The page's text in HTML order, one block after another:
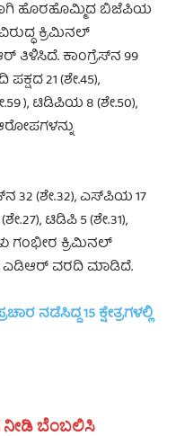
ಹೊರಹೊಮ್ಮಿದ ಬಿಜೆಪಿಯ
ಕ್ರಿಮಿನಲ್‌
ತಿಳಿಸಿದೆ. ಕಾಂಗ್ರೆಸ್‌ನ 99
21 (ಶೇ.45),
), ಟಿಡಿಪಿಯ 8 (ಶೇ.50),
32 (ಶೇ.32), ಎಸ್‌ಪಿಯ 17
ಟಿಡಿಪಿ 5 (ಶೇ.31),
ಗಂಭೀರ ಕ್ರಿಮಿನಲ್
ಎಡಿಆರ್ ವರದಿ ಮಾಡಿದೆ.
ನಡೆಸಿದ್ದ 15 ಕ್ಷೇತ್ರಗಳಲ್ಲಿ
ನೀಡಿ ಬೆಂಬಲಿಸಿ